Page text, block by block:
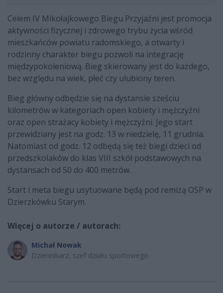
Celem IV Mikołajkowego Biegu Przyjaźni jest promocja
aktywności fizycznej i zdrowego trybu życia wśród
mieszkańców powiatu radomskiego, a otwarty i
rodzinny charakter biegu pozwoli na integrację
międzypokoleniową. Bieg skierowany jest do każdego,
bez względu na wiek, płeć czy ulubiony teren.
Bieg główny odbędzie się na dystansie sześciu
kilometrów w kategoriach open kobiety i mężczyźni
oraz open strażacy kobiety i mężczyźni. Jego start
przewidziany jest na godz. 13 w niedzielę, 11 grudnia.
Natomiast od godz. 12 odbędą się też biegi dzieci od
przedszkolaków do klas VIII szkół podstawowych na
dystansach od 50 do 400 metrów.
Start i meta biegu usytuowane będą pod remizą OSP w
Dzierzkówku Starym.
Więcej o autorze / autorach:
Michał Nowak
Dziennikarz, szef działu sportowego